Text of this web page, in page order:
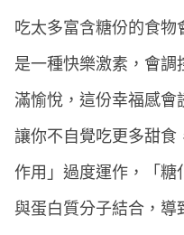
吃太多富含糖份的食
是一種快樂激素，會
滿愉悅，這份幸福感會
讓你不自覺吃更多甜食
作用」過度運作，「糖
與蛋白質分子結合，導